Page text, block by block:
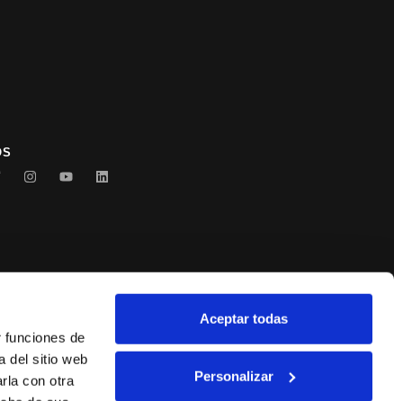
de
del sitio web
con otra
Aceptar todas
Personalizar
Serrats